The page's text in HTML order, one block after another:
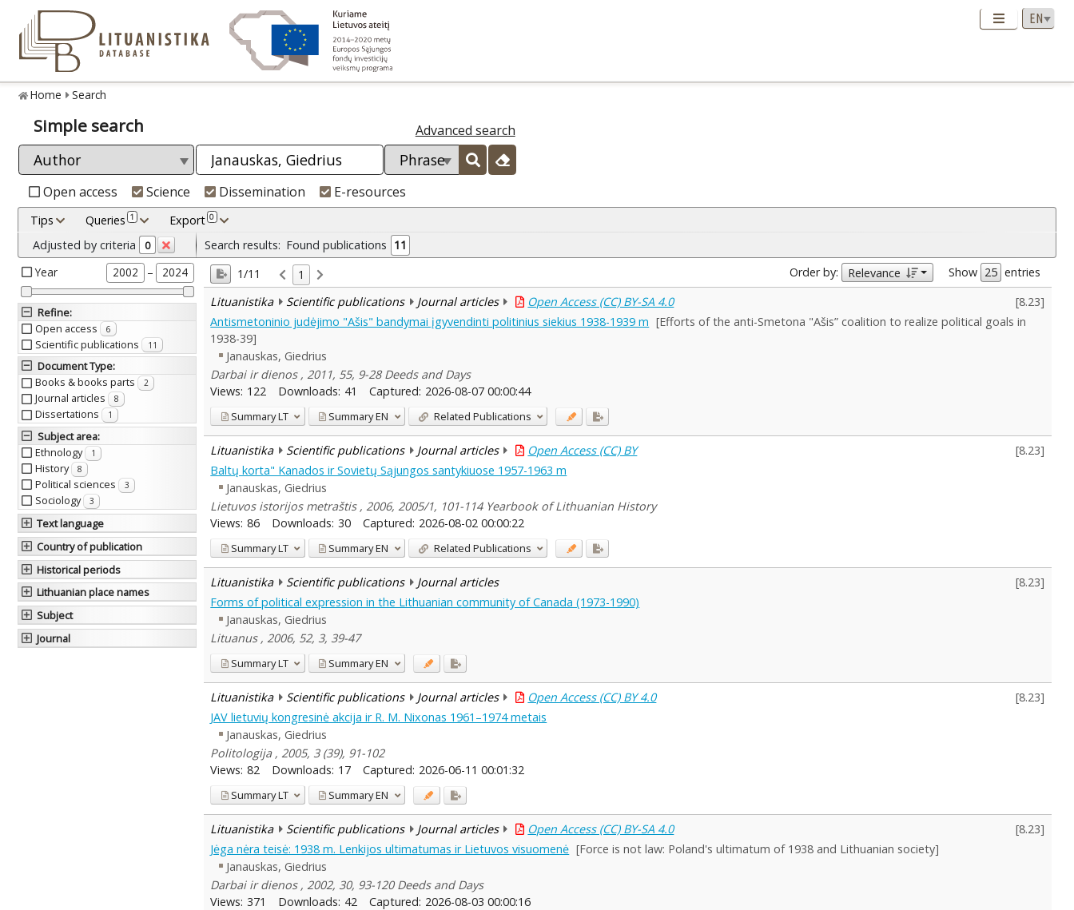
Home Search
Simple search Advanced search
Open access Science Dissemination E-resources
Tips Queries 1 Export 0
Adjusted by criteria 0
Year 2002 – 2024
Refine:
Open access
6
Scientific publications 11
Document Type:
Books & books parts
2
Journal articles 8
Dissertations 1
Subject area:
Ethnology
1
History 8
Political sciences 3
Sociology 3
Text language
Country of publication
Historical periods
Lithuanian place names
Subject
Journal
Search results: Found publications 11
1/11
1 Order by: Relevance Show
entries
Lituanistika
Scientific publications Journal articles Open Access (CC) BY-SA 4.0 [8.23]
Antismetoninio judėjimo "Ašis" bandymai įgyvendinti politinius siekius 1938-1939 m [Efforts of the anti-Smetona "Ašis” coalition to realize political goals in
1938-39]
Janauskas, Giedrius
Darbai ir dienos , 2011, 55, 9-28 Deeds and Days
Views: 122 Downloads: 41 Captured: 2026-08-07 00:00:44
SummaryLT SummaryEN Related Publications
Lituanistika Scientific publications Journal articles Open Access (CC) BY [8.23]
Baltų korta" Kanados ir Sovietų Sąjungos santykiuose 1957-1963 m
Janauskas, Giedrius
Lietuvos istorijos metraštis , 2006, 2005/1, 101-114 Yearbook of Lithuanian History
Views: 86 Downloads: 30 Captured: 2026-08-02 00:00:22
SummaryLT SummaryEN Related Publications
Lituanistika Scientific publications Journal articles [8.23]
Forms of political expression in the Lithuanian community of Canada (1973-1990)
Janauskas, Giedrius
Lituanus , 2006, 52, 3, 39-47
SummaryLT SummaryEN
Lituanistika Scientific publications Journal articles Open Access (CC) BY 4.0 [8.23]
JAV lietuvių kongresinė akcija ir R. M. Nixonas 1961–1974 metais
Janauskas, Giedrius
Politologija , 2005, 3 (39), 91-102
Views: 82 Downloads: 17 Captured: 2026-06-11 00:01:32
SummaryLT SummaryEN
Lituanistika Scientific publications Journal articles Open Access (CC) BY-SA 4.0 [8.23]
Jėga nėra teisė: 1938 m. Lenkijos ultimatumas ir Lietuvos visuomenė [Force is not law: Poland's ultimatum of 1938 and Lithuanian society]
Janauskas, Giedrius
Darbai ir dienos , 2002, 30, 93-120 Deeds and Days
Views: 371 Downloads: 42 Captured: 2026-08-03 00:00:16